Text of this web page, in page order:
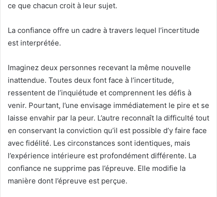
ce que chacun croit à leur sujet.
La confiance offre un cadre à travers lequel l’incertitude
est interprétée.
Imaginez deux personnes recevant la même nouvelle
inattendue. Toutes deux font face à l’incertitude,
ressentent de l’inquiétude et comprennent les défis à
venir. Pourtant, l’une envisage immédiatement le pire et se
laisse envahir par la peur. L’autre reconnaît la difficulté tout
en conservant la conviction qu’il est possible d’y faire face
avec fidélité. Les circonstances sont identiques, mais
l’expérience intérieure est profondément différente. La
confiance ne supprime pas l’épreuve. Elle modifie la
manière dont l’épreuve est perçue.